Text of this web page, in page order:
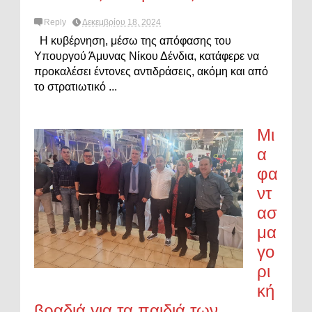
Reply Δεκεμβρίου 18, 2024
Η κυβέρνηση, μέσω της απόφασης του
Υπουργού Άμυνας Νίκου Δένδια, κατάφερε να
προκαλέσει έντονες αντιδράσεις, ακόμη και από
το στρατιωτικό ...
Μι
α
φα
ντ
ασ
μα
γο
ρι
κή